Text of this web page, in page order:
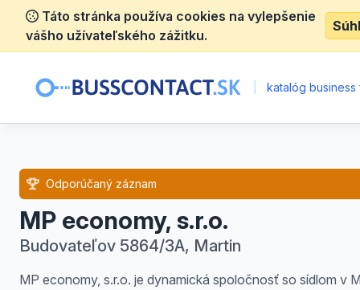
Táto stránka používa cookies na vylepšenie
vášho užívateľského zážitku.
katalóg business
MP economy, s.r.o.
Budovateľov 5864/3A, Martin
Odporúčaný záznam
MP economy, s.r.o. je dynamická spoločnosť so sídlom v